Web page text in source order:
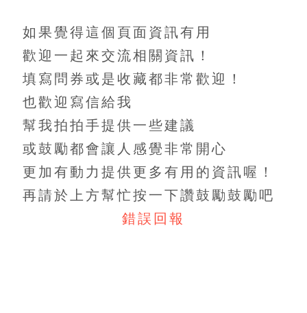
如果覺得這個頁面資訊有用
歡迎一起來交流相關資訊！
填寫問券或是收藏都非常歡迎！
也歡迎寫信給我
幫我拍拍手提供一些建議
或鼓勵都會讓人感覺非常開心
更加有動力提供更多有用的資訊喔！
再請於上方幫忙按一下讚鼓勵鼓勵吧
錯誤回報